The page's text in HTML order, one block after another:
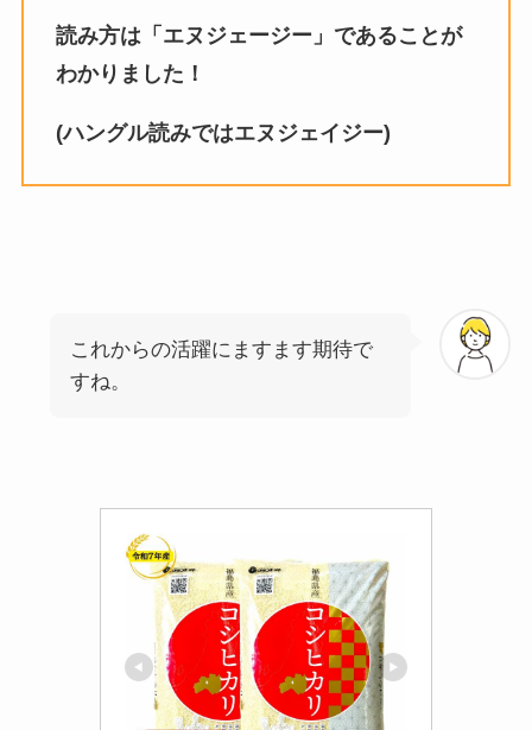
読み方は「エヌジェージー」であることが
わかりました！
(ハングル読みではエヌジェイジー)
これからの活躍にますます期待で
すね。